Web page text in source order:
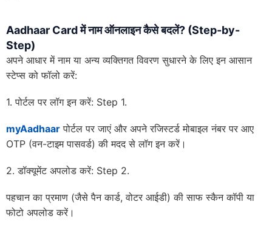
Aadhaar Card में नाम ऑनलाइन कैसे बदलें? (Step-by-
Step)
अपने आधार में नाम या अन्य व्यक्तिगत विवरण सुधारने के लिए इन आसान
स्टेप्स को फॉलो करें:
1. पोर्टल पर लॉग इन करें: Step 1.
myAadhaar पोर्टल पर जाएं और अपने रजिस्टर्ड मोबाइल नंबर पर आए
OTP (वन-टाइम पासवर्ड) की मदद से लॉग इन करें।
2. डॉक्यूमेंट अपलोड करें: Step 2.
पहचान का प्रमाण (जैसे पैन कार्ड, वोटर आईडी) की साफ स्कैन कॉपी या
फोटो अपलोड करें।